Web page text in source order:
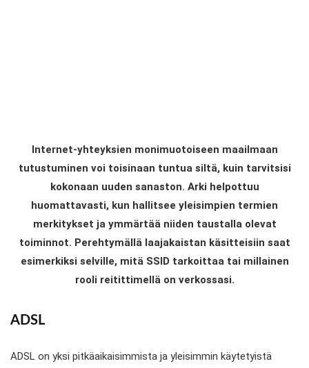
Internet-yhteyksien monimuotoiseen maailmaan
tutustuminen voi toisinaan tuntua siltä, kuin tarvitsisi
kokonaan uuden sanaston. Arki helpottuu
huomattavasti, kun hallitsee yleisimpien termien
merkitykset ja ymmärtää niiden taustalla olevat
toiminnot. Perehtymällä laajakaistan käsitteisiin saat
esimerkiksi selville, mitä SSID tarkoittaa tai millainen
rooli reitittimellä on verkossasi.
ADSL
ADSL on yksi pitkäaikaisimmista ja yleisimmin käytetyistä